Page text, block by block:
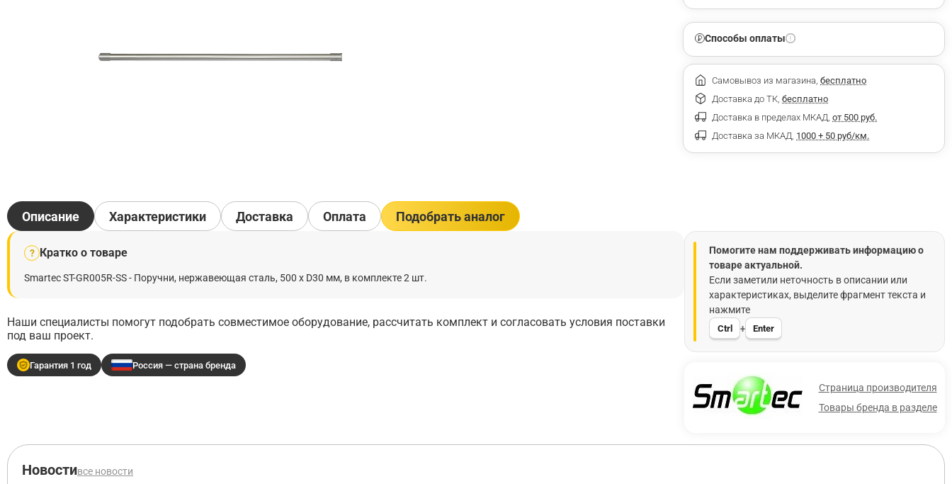
Способы оплаты
Самовывоз из магазина, бесплатно
Доставка до ТК, бесплатно
Доставка в пределах МКАД, от 500 руб.
Доставка за МКАД, 1000 + 50 руб/км.
Описание
? Кратко о товаре
Smartec ST-GR005R-SS - Поручни, нержавеющая сталь, 500 х D30 мм, в комплекте 2 шт.
Наши специалисты помогут подобрать совместимое оборудование, рассчитать комплект и согласовать условия поставки
под ваш проект.
Гарантия 1 год Россия — страна бренда
Помогите нам поддерживать информацию о
товаре актуальной.
Если заметили неточность в описании или
характеристиках, выделите фрагмент текста и
нажмите
Ctrl + Enter
Страница производителя
Товары бренда в разделе
Характеристики Доставка Оплата Подобрать аналог
Новостивсе новости